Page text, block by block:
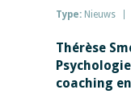
Type: Nieuws
Thérèse
coaching